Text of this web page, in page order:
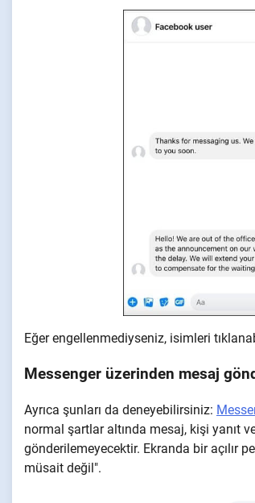
Eğer engellenmediyseniz, isimleri
Messenger üzerinden mesaj
Ayrıca şunları da deneyebilirsiniz:
normal şartlar altında mesaj, kişi yanıt
gönderilemeyecektir. Ekranda bir açılır
müsait değil".